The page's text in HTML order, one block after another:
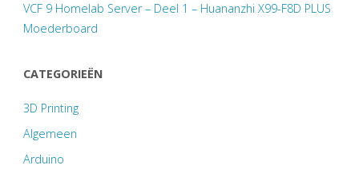
VCF 9 Homelab Server – Deel 1 – Huananzhi X99-F8D PLUS
Moederboard
CATEGORIEËN
3D Printing
Algemeen
Arduino